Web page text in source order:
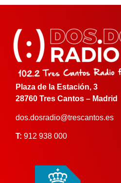
Plaza de la Estación, 3
28760 Tres Cantos – Madrid
dos.dosradio@trescantos.es
T: 912 938 000